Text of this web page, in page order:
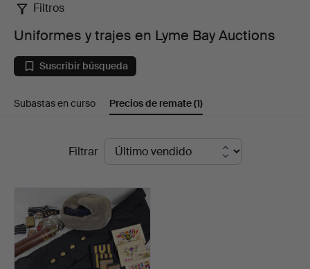
Uniformes
trajes
en
Auctions
Filtros
Uniformes y trajes en Lyme Bay Auctions
Suscribir búsqueda
Subastas en curso Precios de remate(1)
Filtrar